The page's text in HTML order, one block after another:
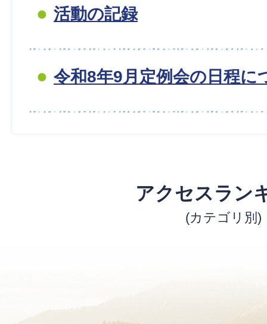
活動の記録
令和8年9月定例会の日程に
アクセスラン
(カテゴリ別)